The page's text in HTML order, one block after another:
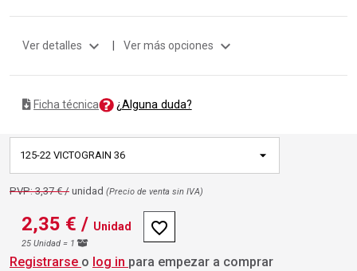
Ver detalles expand_more | Ver más opciones expand_more
Ficha técnica ¿Alguna duda?
125-22 VICTOGRAIN 36
PVP: 3,37 € / unidad (Precio de venta sin IVA)
2,35 € / Unidad
25 Unidad = 1
favorite_border
Registrarse o log in para empezar a comprar